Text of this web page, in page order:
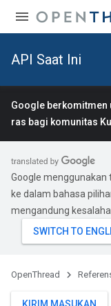
API Saat Ini
Google berkomitmen
ras bagi komunitas
Google
ke dalam bahasa
mengandung
OpenThread